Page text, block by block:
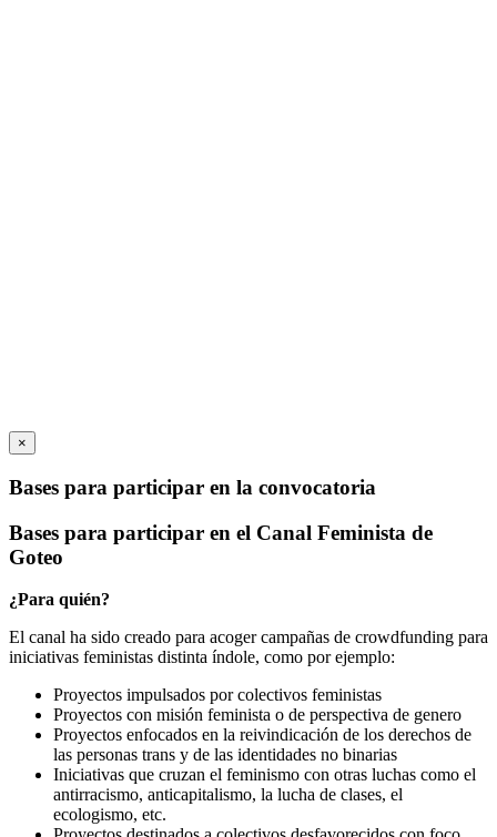
×
Bases para participar en la convocatoria
Bases para participar en el Canal Feminista de
Goteo
¿Para quién?
El canal ha sido creado para acoger campañas de crowdfunding para
iniciativas feministas distinta índole, como por ejemplo:
Proyectos impulsados por colectivos feministas
Proyectos con misión feminista o de perspectiva de genero
Proyectos enfocados en la reivindicación de los derechos de
las personas trans y de las identidades no binarias
Iniciativas que cruzan el feminismo con otras luchas como el
antirracismo, anticapitalismo, la lucha de clases, el
ecologismo, etc.